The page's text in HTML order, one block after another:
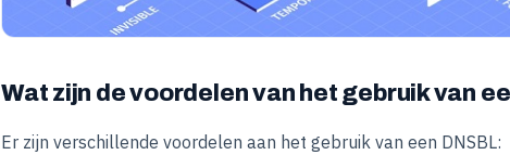
Wat zijn de voordelen van het gebruik van
Er zijn verschillende voordelen aan het gebruik van een DNSBL: